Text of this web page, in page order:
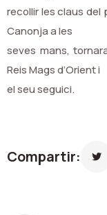
recollir les claus del
Canonja a les
seves mans,
Reis Mags d’Orient i
el seu seguici.
Compartir: